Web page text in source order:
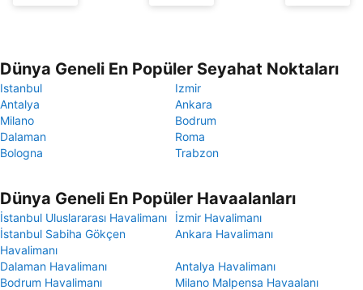
Dünya Geneli En Popüler Seyahat Noktaları
Istanbul
Izmir
Antalya
Ankara
Milano
Bodrum
Dalaman
Roma
Bologna
Trabzon
Dünya Geneli En Popüler Havaalanları
İstanbul Uluslararası Havalimanı
İzmir Havalimanı
İstanbul Sabiha Gökçen
Havalimanı
Ankara Havalimanı
Dalaman Havalimanı
Antalya Havalimanı
Bodrum Havalimanı
Milano Malpensa Havaalanı